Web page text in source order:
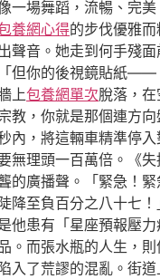
一場舞蹈，流暢、完
養網心得的步伐優雅
聲音。她走到何手殘
但你的後視鏡貼紙——
上包養網單次脫落，
教，你就是那個連方
內，將這輛車精準停
無理頭一百萬倍。《
的廣播聲。「緊急！
降至負百分之八十七
他患有「星座預報壓
。而張水瓶的人生，
入了荒謬的混亂。街